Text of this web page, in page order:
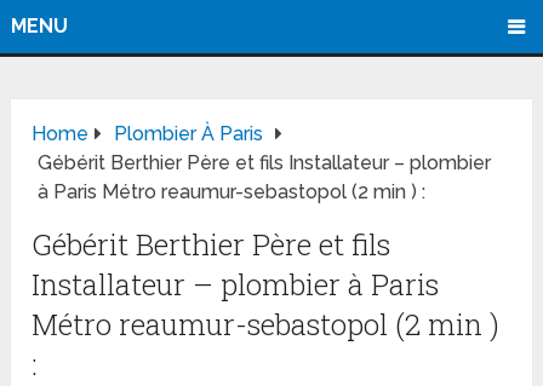
MENU
Home
Plombier À Paris
Gébérit Berthier Père et fils Installateur – plombier
à Paris Métro reaumur-sebastopol (2 min ) :
Gébérit Berthier Père et fils
Installateur – plombier à Paris
Métro reaumur-sebastopol (2 min )
: